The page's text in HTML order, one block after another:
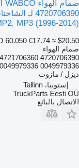
MP3 (1996-2014)
60.050 €17.74 ≈ $20.50
صمام الهواء
0049979336
ديزل / مازوت
إستونيا، Tallinn
TruckParts Eesti OÜ
الاتصال بالبائع